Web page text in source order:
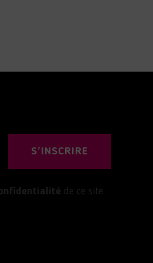
S'INSCRIRE
de ce site.